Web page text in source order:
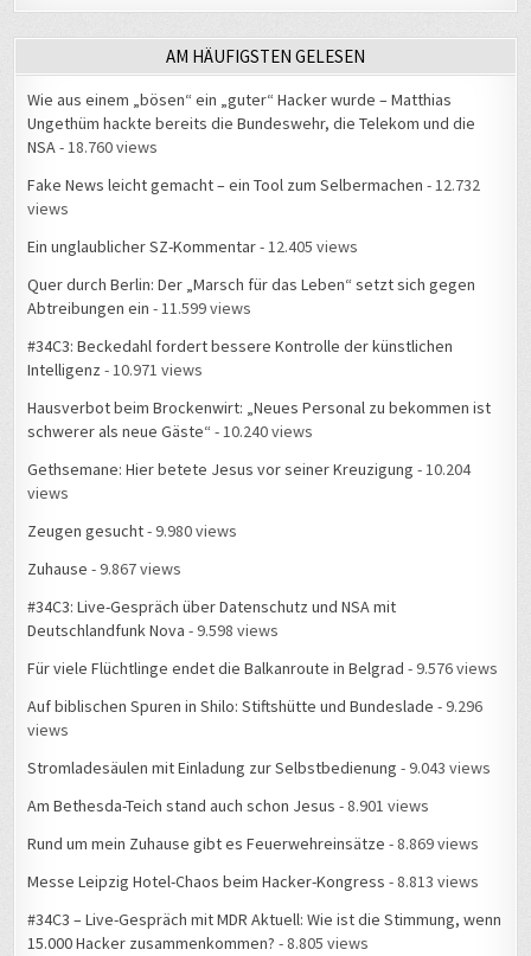
AM HÄUFIGSTEN GELESEN
Wie aus einem „bösen“ ein „guter“ Hacker wurde – Matthias
Ungethüm hackte bereits die Bundeswehr, die Telekom und die
NSA- 18.760 views
Fake News leicht gemacht – ein Tool zum Selbermachen - 12.732
views
Ein unglaublicher SZ-Kommentar- 12.405 views
Quer durch Berlin: Der „Marsch für das Leben“ setzt sich gegen
Abtreibungen ein - 11.599 views
#34C3: Beckedahl fordert bessere Kontrolle der künstlichen
Intelligenz - 10.971 views
Hausverbot beim Brockenwirt: „Neues Personal zu bekommen ist
schwerer als neue Gäste“ - 10.240 views
Gethsemane: Hier betete Jesus vor seiner Kreuzigung - 10.204
views
Zeugen gesucht- 9.980 views
Zuhause - 9.867 views
#34C3: Live-Gespräch über Datenschutz und NSA mit
Deutschlandfunk Nova - 9.598 views
Für viele Flüchtlinge endet die Balkanroute in Belgrad - 9.576 views
Auf biblischen Spuren in Shilo: Stiftshütte und Bundeslade - 9.296
views
Stromladesäulen mit Einladung zur Selbstbedienung - 9.043 views
Am Bethesda-Teich stand auch schon Jesus - 8.901 views
Rund um mein Zuhause gibt es Feuerwehreinsätze - 8.869 views
Messe Leipzig Hotel-Chaos beim Hacker-Kongress - 8.813 views
#34C3 – Live-Gespräch mit MDR Aktuell: Wie ist die Stimmung, wenn
15.000 Hacker zusammenkommen? - 8.805 views